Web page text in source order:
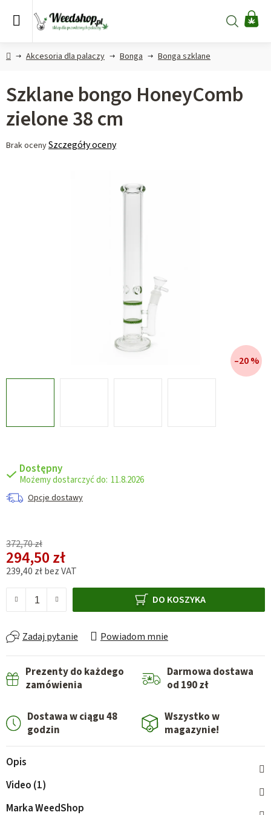
Szukaj
HomeAkcesoria dla palaczy Bonga Bonga szklane
Dostępny
11.8.2026
Opcje dostawy
372,70 zł
294,50 zł
239,40 zł bez VAT
DO KOSZYKA
Zadaj pytanie Powiadom mnie
Szklane bongo HoneyComb
zielone 38 cm
Średnia
Brak ocenySzczegóły oceny
–20 %
Prezenty do każdego
zamówienia
Darmowa dostawa
od 190 zł
Dostawa w ciągu 48
godzin
Wszystko w
magazynie!
Opis
Video (1)
MarkaWeedShop